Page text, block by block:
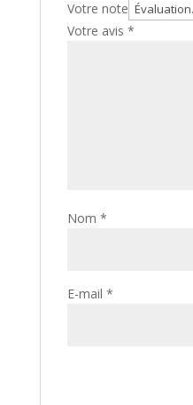
Votre note
Votre avis *
Nom *
E-mail *